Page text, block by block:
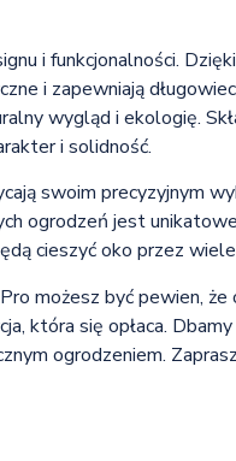
i funkcjonalności.
i zapewniają
wygląd i ekologię.
i solidność.
swoim precyzyjnym
ogrodzeń jest
cieszyć oko przez
możesz być pewien,
która się opłaca.
ogrodzeniem.